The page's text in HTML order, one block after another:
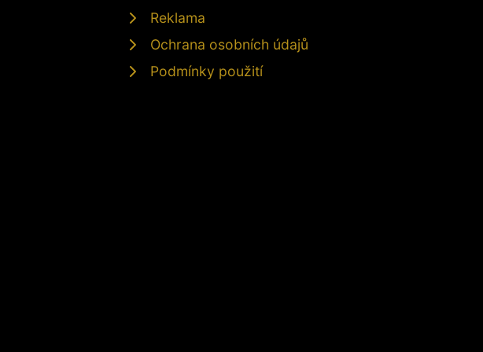
Reklama
Ochrana osobních údajů
Podmínky použití